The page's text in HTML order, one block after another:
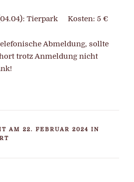
Tierpark Kosten: 5 €
Abmeldung, sollte
trotz Anmeldung nicht
AM 22. FEBRUAR 2024 IN